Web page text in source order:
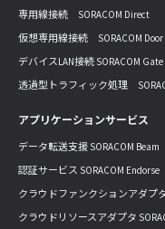
専用線接続 SORACOM Direct
仮想専用線接続 SORACOM Door
デバイスLAN接続 SORACOM Gate
透過型トラフィック処理
アプリケーションサービス
データ転送支援 SORACOM Beam
認証サービス SORACOM Endorse
クラウドファンクションアダプ
クラウドリソースアダプタ